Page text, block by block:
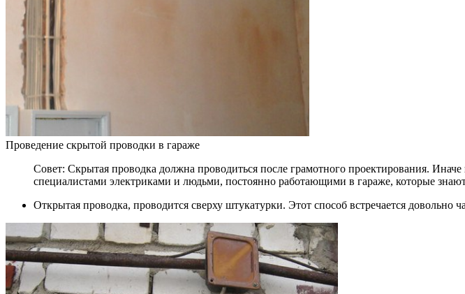
Проведение скрытой проводки в гараже
Совет: Скрытая проводка должна проводиться после грамотного проектирования.
специалистами электриками и людьми, постоянно работающими в гараже, которые
Открытая проводка, проводится сверху штукатурки. Этот способ встречается